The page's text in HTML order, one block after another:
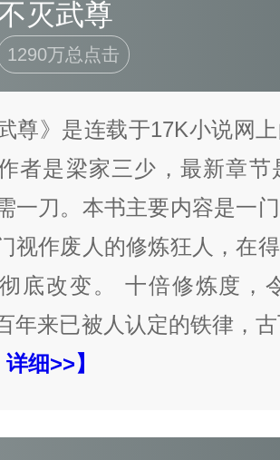
灭武尊
1290万总点击
尊》是连载于17K小说网
者是梁家三少，最新章
一刀。本书主要内容是一
视作废人的修炼狂人，在
底改变。 十倍修炼度，
年来已被人认定的铁律，
详细>>】